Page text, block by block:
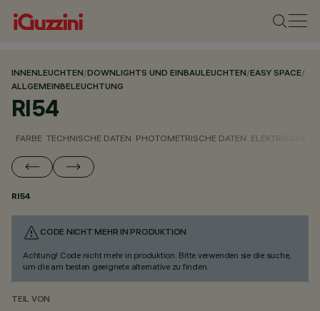
INNENLEUCHTEN/DOWNLIGHTS UND EINBAULEUCHTEN/EASY SPACE/
ALLGEMEINBELEUCHTUNG
RI54
FARBE TECHNISCHE DATEN PHOTOMETRISCHE DATEN ELEKTRISCHE
RI54
CODE NICHT MEHR IN PRODUKTION
Achtung! Code nicht mehr in produktion. Bitte verwenden sie die suche,
um die am besten geeignete alternative zu finden.
TEIL VON